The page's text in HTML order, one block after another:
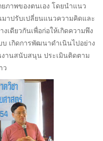
ภาพของตนเอง โดยนำแนว
าปรับเปลี่ยนแนวความคิดและ
ดียวกันเพื่อก่อให้เกิดความพึง
เกิดการพัฒนาดำเนินไปอย่าง
านสนับสนุน ประเมินติดตาม
ว